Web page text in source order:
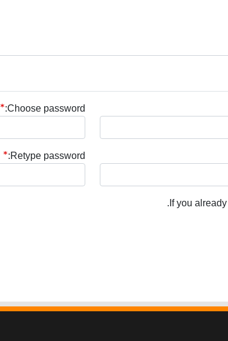
Choose password:
Retype password:
If you
.